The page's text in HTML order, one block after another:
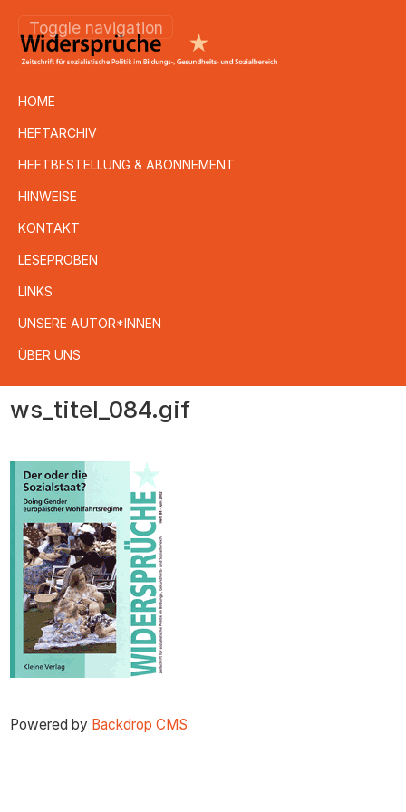
Toggle navigation
HOME
HEFTARCHIV
HEFTBESTELLUNG & ABONNEMENT
HINWEISE
KONTAKT
LESEPROBEN
LINKS
UNSERE AUTOR*INNEN
ÜBER UNS
zum
ws_titel_084.gif
Powered by Backdrop CMS